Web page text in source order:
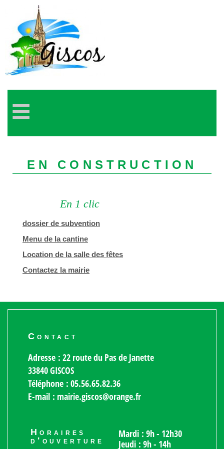
≡
EN CONSTRUCTION
En 1 clic
dossier de subvention
Menu de la cantine
Location de la salle des fêtes
Contactez la mairie
Contact
Adresse : 22 route du Pas de Janette
33840 GISCOS
Téléphone : 05.56.65.82.36
E-mail : mairie.giscos@orange.fr
Horaires
d'ouverture
Mardi : 9h - 12h30
Jeudi : 9h - 14h